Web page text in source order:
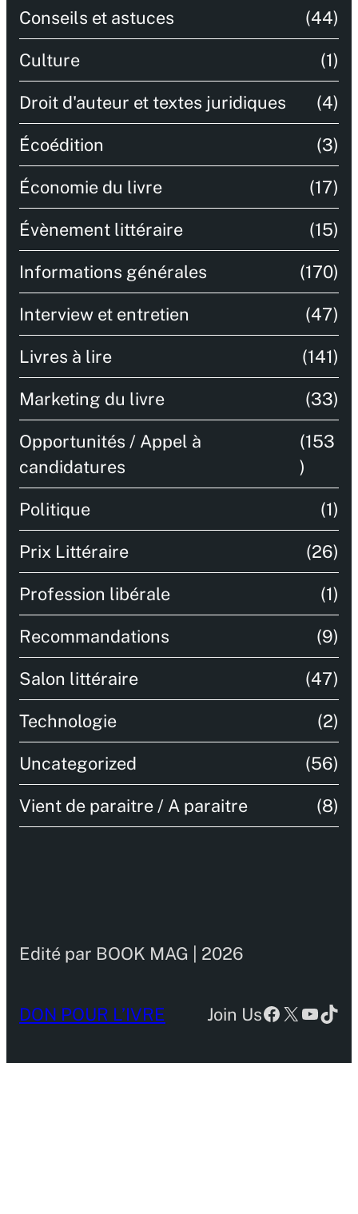
Conseils et astuces (44)
Culture (1)
Droit d'auteur et textes juridiques (4)
Écoédition (3)
Économie du livre (17)
Évènement littéraire (15)
Informations générales (170)
Interview et entretien (47)
Livres à lire (141)
Marketing du livre (33)
Opportunités / Appel à
candidatures
(153
)
Politique (1)
Prix Littéraire (26)
Profession libérale (1)
Recommandations (9)
Salon littéraire (47)
Technologie (2)
Uncategorized (56)
Vient de paraitre / A paraitre (8)
Edité par BOOK MAG | 2026
DON POUR L’IVRE Join UsFacebook
X